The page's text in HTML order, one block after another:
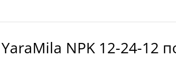
NPK 12-24-12